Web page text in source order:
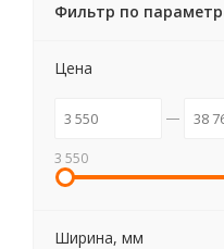
Фильтр по
Цена
3 550
Ширина, мм